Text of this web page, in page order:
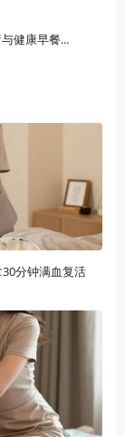
摩耶SPA同城按摩服务怎么样？轻松找到养生食疗与健康早餐搭配指南
分钟满血复活